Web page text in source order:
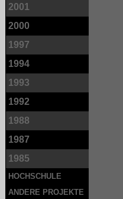
2001
2000
1997
1994
1993
1992
1988
1987
1985
HOCHSCHULE
ANDERE PROJEKTE